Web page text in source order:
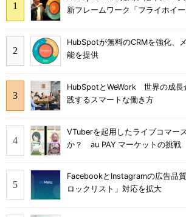
新フレームワーク「フライホイ
HubSpotが無料のCRMを強化、
能を提供
HubSpotとWeWork 世界の成長
践するスマートな働き方
VTuberを起用したライブコマー
か？ au PAY マーケットの挑戦
FacebookとInstagramの広告品
ロックリスト」対応を拡大